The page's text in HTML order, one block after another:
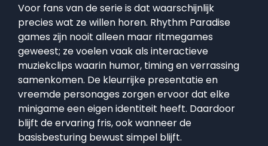
Voor fans van de serie is dat waarschijnlijk
precies wat ze willen horen. Rhythm Paradise
games zijn nooit alleen maar ritmegames
geweest; ze voelen vaak als interactieve
muziekclips waarin humor, timing en verrassing
samenkomen. De kleurrijke presentatie en
vreemde personages zorgen ervoor dat elke
minigame een eigen identiteit heeft. Daardoor
blijft de ervaring fris, ook wanneer de
basisbesturing bewust simpel blijft.